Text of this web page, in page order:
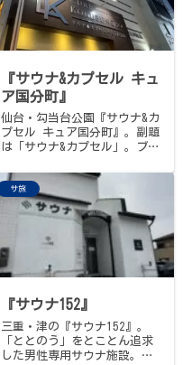
ナックみどりも。中洲川端駅
徒歩3分、24時間営業、90分
1,000円から。
『サウナ&カプセル キュ
ア国分町』
仙台・勾当台公園『サウナ&カ
プセル キュア国分町』。副題
は「サウナ&カプセル」。ブー
国に名を轟かせてきた稀有な
老舗。24時間営業、屋上の開
放的な露天と外気浴、大量の
漫画に囲まれたリクライニン
グフロア、そして東北初・水
曜「熱波の日」のロウリュ。
今回はサウナイキタイのトン
トゥ抽選会当選招待券の期限
の3軒目。西川町を卒業したア
ダチさんが2025年11月からコ
チラ所属という、うれしい伏
線もこっそり回収の巻。
サ旅
『サウナ152』
三重・津の『サウナ152』。
「ととのう」をとことん追求
した男性専用サウナ施設。中